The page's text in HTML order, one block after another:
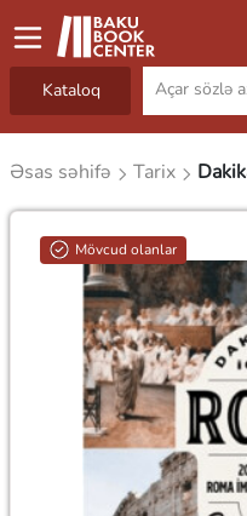
Kataloq
Əsas səhifə Tarix
Mövcud olanlar